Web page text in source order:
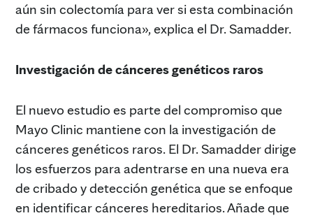
aún sin colectomía para ver si esta combinación
de fármacos funciona», explica el Dr. Samadder.
Investigación de cánceres genéticos raros
El nuevo estudio es parte del compromiso que
Mayo Clinic mantiene con la investigación de
cánceres genéticos raros. El Dr. Samadder dirige
los esfuerzos para adentrarse en una nueva era
de cribado y detección genética que se enfoque
en identificar cánceres hereditarios. Añade que